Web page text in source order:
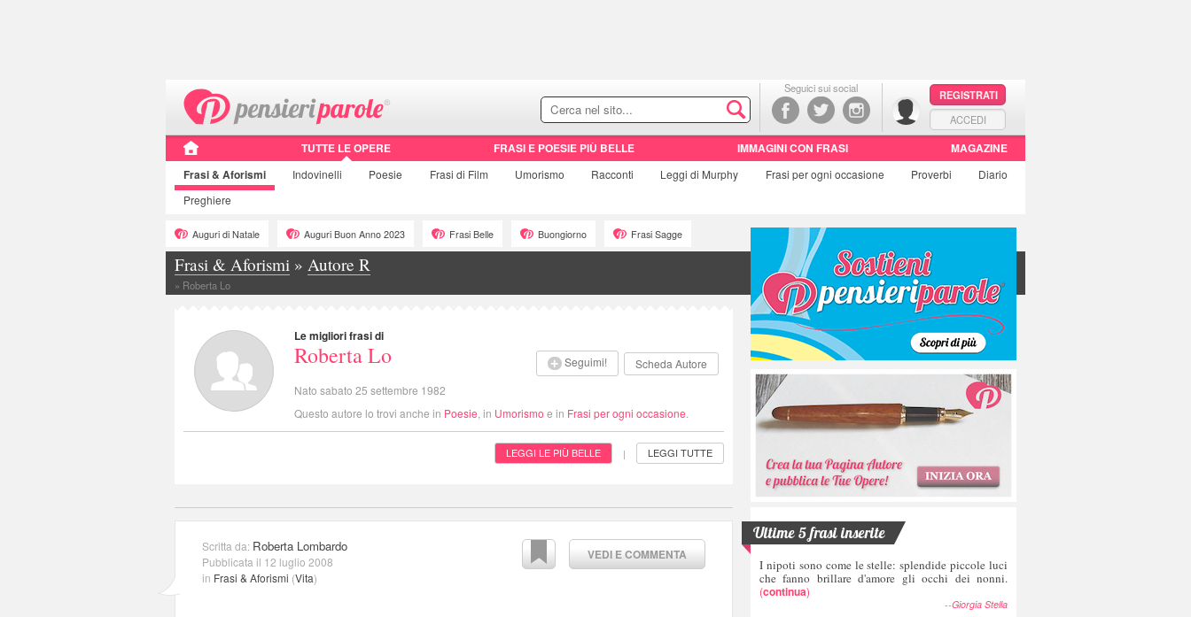
Seguici sui social
REGISTRATI
ACCEDI
TUTTE LE OPERE FRASI E POESIE PIÙ BELLE IMMAGINI CON FRASI
MAGAZINE
Frasi& Aforismi Indovinelli Poesie Frasi di Film Umorismo Racconti Leggi di Murphy Frasi per ogni occasione Proverbi
Diario
Preghiere
Auguri di Natale Auguri Buon Anno 2023 Frasi Belle Buongiorno Frasi Sagge
Frasi & Aforismi » Autore R
» Roberta Lo
Seguimi! Scheda Autore
Le migliori frasi di
Roberta Lo
Nato sabato 25 settembre 1982
Questo autore lo trovi anche in Poesie , in Umorismo e in Frasi per ogni occasione
LEGGI LE PIÙ BELLE | LEGGI TUTTE
VEDI E COMMENTA
Scritta da: Roberta Lombardo
Pubblicata il 12 luglio 2008
in Frasi & Aforismi (Vita)
Ultime 5 frasi inserite
I nipoti sono come le stelle: splendide piccole luci
che fanno brillare d'amore gli occhi dei nonni.
(continua)
--Giorgia Stella